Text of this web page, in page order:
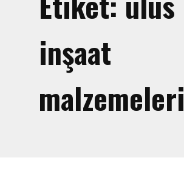
El Arabası Satışı – Toptan,
Perakende Satış
İnşaat Küreği
inşaat
malzemeleri